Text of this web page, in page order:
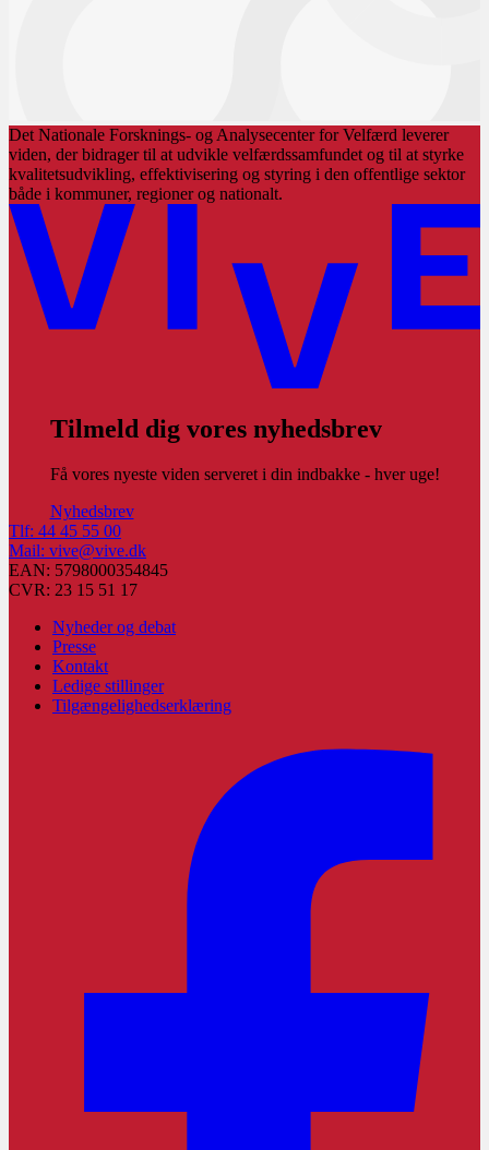
Det Nationale Forsknings- og Analysecenter for Velfærd leverer
viden, der bidrager til at udvikle velfærdssamfundet og til at styrke
kvalitetsudvikling, effektivisering og styring i den offentlige sektor
både i kommuner, regioner og nationalt.
Tilmeld dig vores nyhedsbrev
Få vores nyeste viden serveret i din indbakke - hver uge!
Nyhedsbrev
Tlf: 44 45 55 00
Mail: vive@vive.dk
EAN: 5798000354845
CVR: 23 15 51 17
Nyheder og debat
Presse
Kontakt
Ledige stillinger
Tilgængelighedserklæring